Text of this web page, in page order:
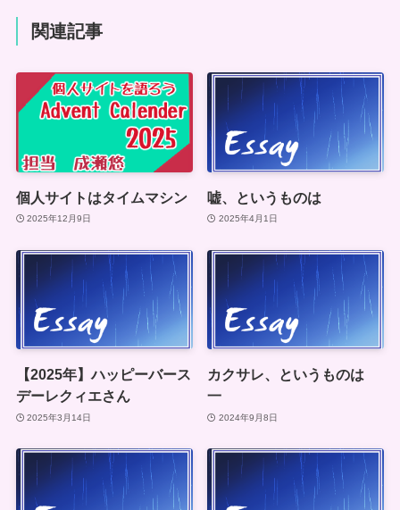
関連記事
個人サイトはタイムマシン
2025年12月9日
嘘、というものは
2025年4月1日
【2025年】ハッピーバース
デーレクィエさん
2025年3月14日
カクサレ、というものは
一
2024年9月8日